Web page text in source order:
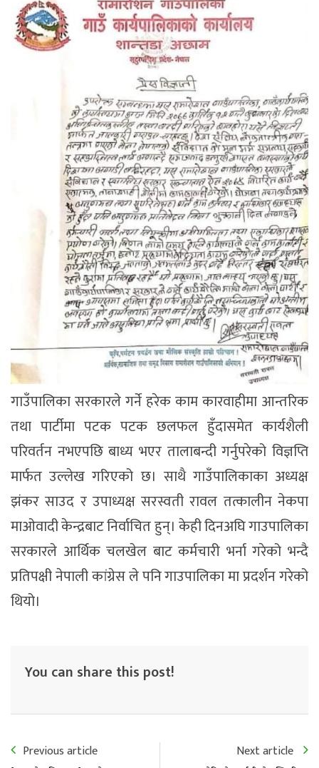
गाउँपालिका सरकारले गर्ने हरेक काम कारवाहीमा आन्तरिक
तथा पार्टीमा पटक पटक छलफल हुँदासमेत कार्यशैली
परिवर्तन नभएपछि बाध्य भएर तालाबन्दी गर्नुपरेको विज्ञप्ति
मार्फत उल्लेख गरिएको छ। साथै गाउँपालिकाका अध्यक्ष
झंकर साउद र उपाध्यक्ष सरस्वती रावल तत्कालीन नेकपा
माओवादी केन्द्रबाट निर्वाचित हुन्। केही दिनअघि गाउपालिका
सरकारले आर्थिक चलखेल बाट कर्मचारी भर्ना गरेको भन्दै
प्रतिपक्षी नेपाली कांग्रेस ले पनि गाउपालिका मा प्रदर्शन गरेको
थियो।
You can share this post!
Previous article Next article